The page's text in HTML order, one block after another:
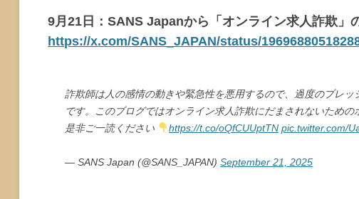
9月21日：SANS Japanから「オンライン求人詐欺」
https://x.com/SANS_JAPAN/status/
詐欺師は人の感情の動きや緊急性を悪用するので、過度のプレ
です。このブログではオンライン求人詐欺にだまされないための
是非ご一読ください
https://t.co/oQfCUUptTN pic.twitter.com/
— SANS Japan (@SANS_JAPAN)September 21, 2025